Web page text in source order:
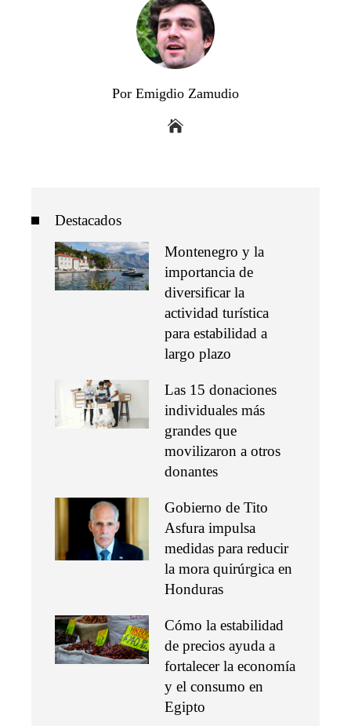
Por Emigdio Zamudio
Destacados
Montenegro y la
importancia de
diversificar la
actividad turística
para estabilidad a
largo plazo
Las 15 donaciones
individuales más
grandes que
movilizaron a otros
donantes
Gobierno de Tito
Asfura impulsa
medidas para reducir
la mora quirúrgica en
Honduras
Cómo la estabilidad
de precios ayuda a
fortalecer la economía
y el consumo en
Egipto